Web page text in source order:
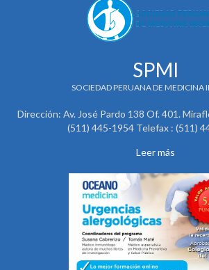
SPMI
SOCIEDAD PERUANA DE MEDICINA
Dirección: Av. José Pardo 138 Of. 401.
(511) 445-1954 Telefax : (511)
Leer más